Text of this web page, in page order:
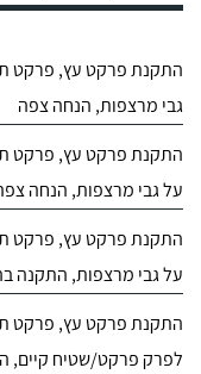
התקנת פרקט עץ, פרקט
גבי מרצפות, הנחה צפה
התקנת פרקט עץ, פרקט
על גבי מרצפות, הנחה
התקנת פרקט עץ, פרקט
על גבי מרצפות, התקנה
התקנת פרקט עץ, פרקט
לפרק פרקט/שטיח קיים,